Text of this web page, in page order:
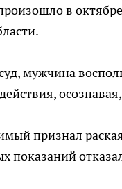
в
мужчина
признал
показаний